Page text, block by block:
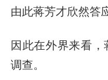
由此蒋芳才欣然答
因此在外界来看
调查。